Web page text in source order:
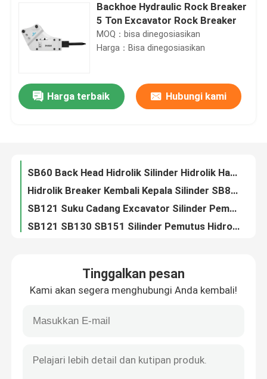
Rumah
Tampilan VR
Kontrol kualitas
Permintaan Penawaran
Backhoe Hydraulic Rock Breaker
5 Ton Excavator Rock Breaker
MOQ：bisa dinegosiasikan
Harga：Bisa dinegosiasikan
Harga terbaik Hubungi kami42 CrMo SB45 Silinder Pemutus Hidrolik Pemecah Batu Silinder Kepala Belakang
Hidrolik Breaker Front Head Cylinder SB40 Soosan Breaker Parts
Silinder Pemutus Hidraulik SB81 Silinder Gas Kepala Depan Berkualitas Tinggi
Tinggalkan pesan
Kami akan segera menghubungi Anda kembali!